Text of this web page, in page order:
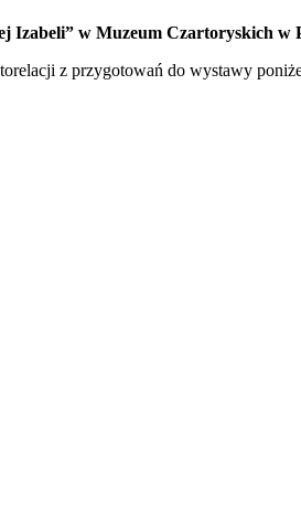
Izabeli” w Muzeum Czartoryskich w
z przygotowań do wystawy